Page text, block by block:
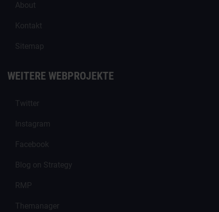
About
Kontakt
Sitemap
WEITERE WEBPROJEKTE
Twitter
Instagram
Facebook
Blog on Strategy
RMP
Themanager